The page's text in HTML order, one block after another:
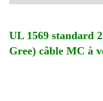
UL 1569 standard
Gree) câble MC à